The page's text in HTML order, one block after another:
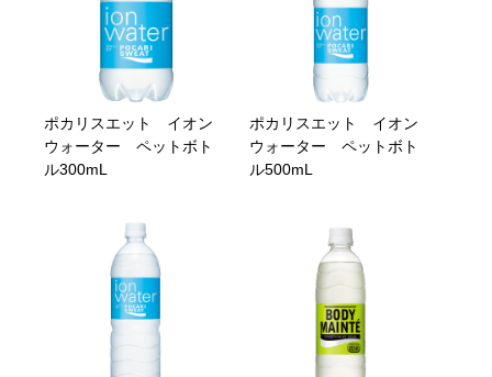
ポカリスエット イオン
ウォーター ペットボト
ル300mL
ポカリスエット イオン
ウォーター ペットボト
ル500mL